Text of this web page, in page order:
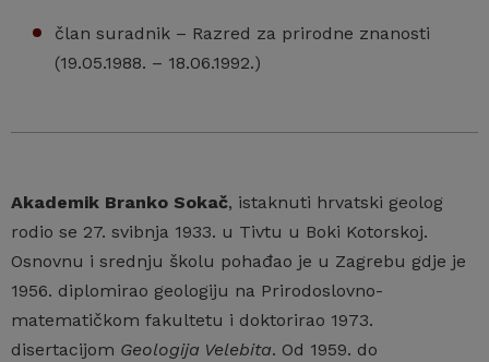
član suradnik – Razred za prirodne znanosti
(19.05.1988. – 18.06.1992.)
Akademik Branko Sokač, istaknuti hrvatski geolog
rodio se 27. svibnja 1933. u Tivtu u Boki Kotorskoj.
Osnovnu i srednju školu pohađao je u Zagrebu gdje je
1956. diplomirao geologiju na Prirodoslovno-
matematičkom fakultetu i doktorirao 1973.
disertacijom Geologija Velebita. Od 1959. do